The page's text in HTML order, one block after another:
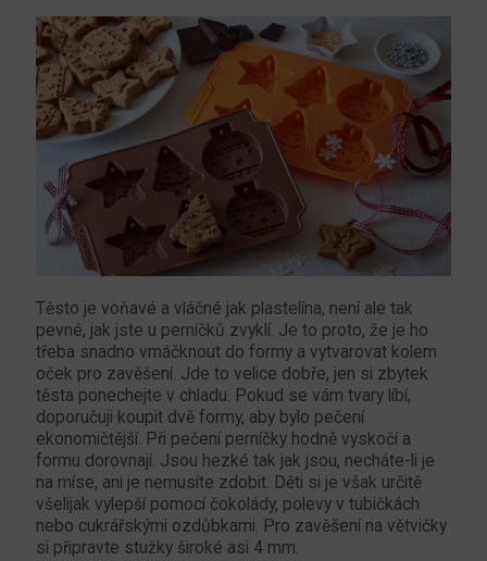
Těsto je voňavé a vláčné jak plastelína, není ale tak
pevné, jak jste u perníčků zvyklí. Je to proto, že je ho
třeba snadno vmáčknout do formy a vytvarovat kolem
oček pro zavěšení. Jde to velice dobře, jen si zbytek
těsta ponechejte v chladu. Pokud se vám tvary líbí,
doporučuji koupit dvě formy, aby bylo pečení
ekonomičtější. Při pečení perníčky hodně vyskočí a
formu dorovnají. Jsou hezké tak jak jsou, necháte-li je
na míse, ani je nemusíte zdobit. Děti si je však určitě
všelijak vylepší pomocí čokolády, polevy v tubičkách
nebo cukrářskými ozdůbkami. Pro zavěšení na větvičky
si připravte stužky široké asi 4 mm.